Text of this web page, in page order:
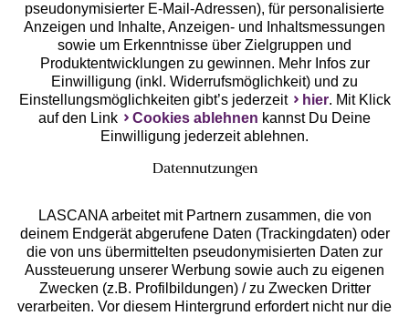
Unsere Apps
Services
Beratung
pseudonymisierter E-Mail-Adressen), für personalisierte
Anzeigen und Inhalte, Anzeigen- und Inhaltsmessungen
sowie um Erkenntnisse über Zielgruppen und
Produktentwicklungen zu gewinnen. Mehr Infos zur
Einwilligung (inkl. Widerrufsmöglichkeit) und zu
Einstellungsmöglichkeiten gibt’s jederzeit
hier. Mit Klick
auf den Link
Cookies ablehnen kannst Du Deine
Einwilligung jederzeit ablehnen.
Datennutzungen
LASCANA arbeitet mit Partnern zusammen, die von
deinem Endgerät abgerufene Daten (Trackingdaten) oder
die von uns übermittelten pseudonymisierten Daten zur
Aussteuerung unserer Werbung sowie auch zu eigenen
Zwecken (z.B. Profilbildungen) / zu Zwecken Dritter
verarbeiten. Vor diesem Hintergrund erfordert nicht nur die